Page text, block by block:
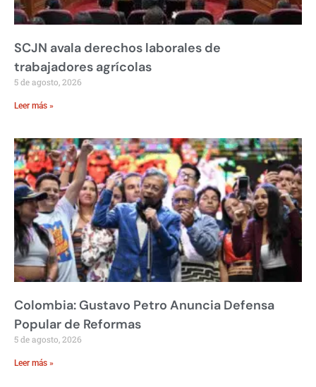
SCJN avala derechos laborales de
trabajadores agrícolas
5 de agosto, 2026
Leer más »
Colombia: Gustavo Petro Anuncia Defensa
Popular de Reformas
5 de agosto, 2026
Leer más »